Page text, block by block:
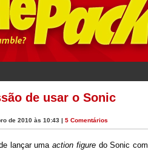
de usar o Sonic
de 2010 às 10:43 | 5 Comentários
lançar umaaction figuredo Sonic com